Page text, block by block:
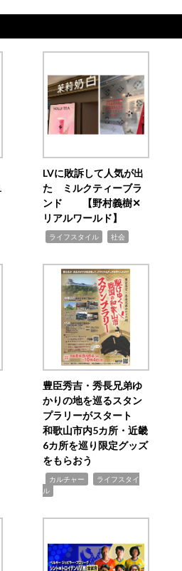
LVに敗訴して人気が出
た ミルクティーブラ
ンド 【野村義樹✕
リアルワールド】
ライフスタイル 社会
豊臣秀吉・秀長兄弟ゆ
かりの地を巡るスタン
プラリーがスタート
和歌山市内5カ所・近畿
6カ所を巡り限定グッズ
をもらおう
カルチャー
ライフスタイ
ル